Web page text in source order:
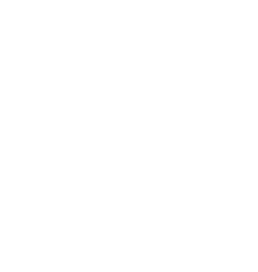
timp functional a pereților interioare cu diverse scopuri.
spațiul. Spuneți adio monotoniei plictisitoare! Creați-vă
design spectaculoase și, în același timp, ascund fisuri,
etc.). Rășina oferă coloanelor protecție împotriva
dar are în general un rol decorativ și nu de susținere
interior sau exterior al unei clădiri. Pot fi realizați din
a adăuga un accent artistic în orice spațiu interior. Aceste
versatilității lor, consolele din ipsos pot fi integrate cu
Disponibile într-o gamă variată de forme și dimensiuni,
nelimitate pentru designuri unice.
oricărui spațiu interior. Aceste elemente ornamentale sunt
din ipsos se integrează armonios în diverse stiluri de
de a fi personalizat. Accentele pot fi realizate în diverse